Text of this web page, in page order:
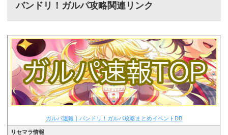
バンドリ！ガルパ攻略関連リンク
ガルパ速報｜バンドリ！ガルパ攻略まとめイベントDB
リセマラ情報